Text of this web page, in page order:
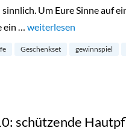
Um Eure Sinne auf
ein … „Türchen 11: Duftendes
weiterlesen
Geschenkset gewinnspiel
schützende